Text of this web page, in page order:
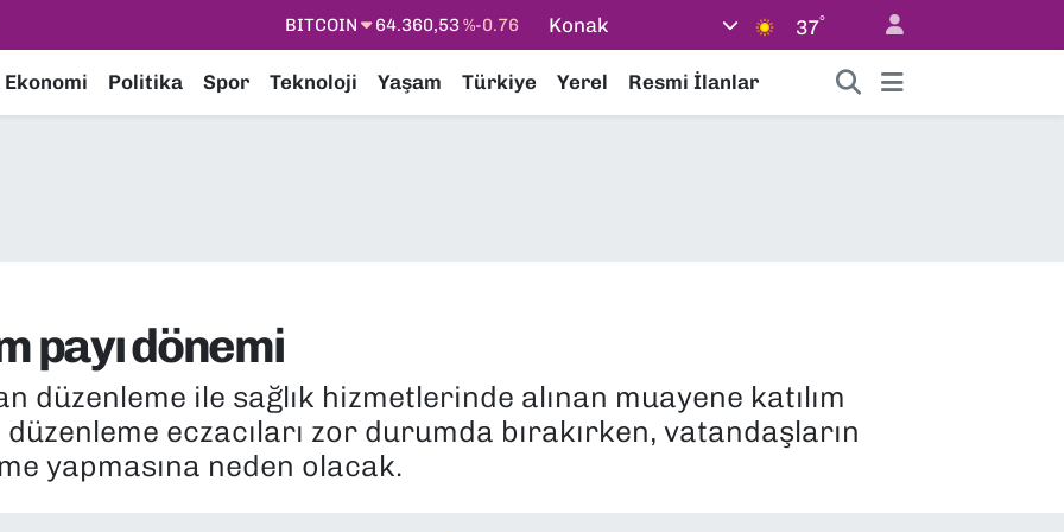
DOLAR 47,7069%0.17
STERLİN
64,1897%0.02
Konak 37°
Ekonomi Politika Spor Teknoloji Yaşam Türkiye Yerel Resmi İlanlar
payı dönemi
düzenleme ile sağlık hizmetlerinde alınan muayene katılım
düzenleme eczacıları zor durumda bırakırken, vatandaşların
yapmasına neden olacak.